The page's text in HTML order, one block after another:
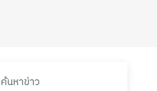
ค้นหาข่าว